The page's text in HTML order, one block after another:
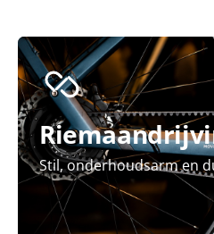
Stil, onderhoudsarm en